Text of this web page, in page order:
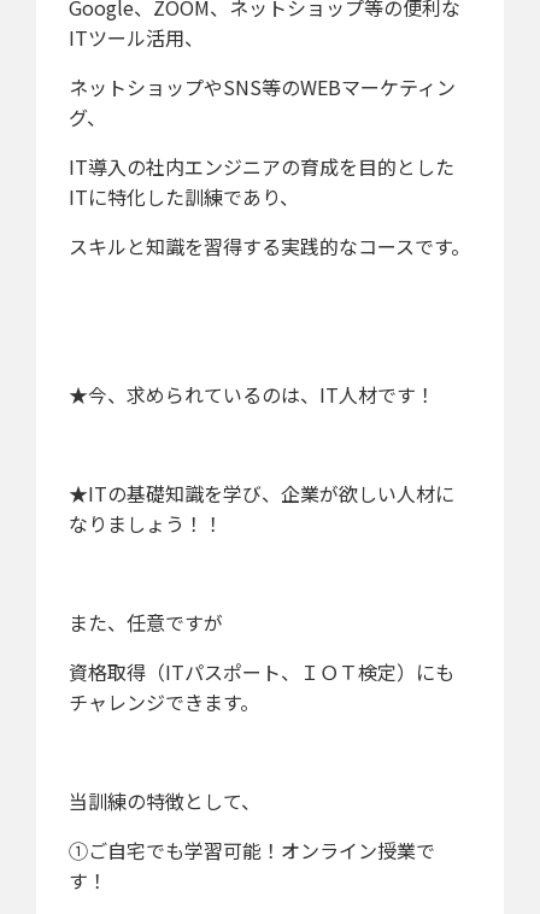
Google、ZOOM、ネットショップ等の便利な
ITツール活用、
ネットショップやSNS等のWEBマーケティン
グ、
IT導入の社内エンジニアの育成を目的とした
ITに特化した訓練であり、
スキルと知識を習得する実践的なコースです。
★今、求められているのは、IT人材です！
★ITの基礎知識を学び、企業が欲しい人材に
なりましょう！！
また、任意ですが
資格取得（ITパスポート、ＩＯＴ検定）にも
チャレンジできます。
当訓練の特徴として、
①ご自宅でも学習可能！オンライン授業で
す！